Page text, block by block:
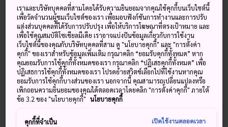
อาหาร และสถานบันเทิงนับไม่ถ้วน คุณสามารถหาซื้อของได้
ครบถ้วนที่ห้างเมืองนัมบะและห้างนัมบะพาร์ค รับประทาน
อาหารที่อุระนัมบะ และนั่งดื่มเพลินๆ ในบาร์เล็กๆ จำนวนมากที่
ตั้งอยู่ในอาคารมิโซโนะซึ่งเป็นตึกสไตล์โบราณ หรือตรงไปที่เดน
เดนทาวน์เพื่อชมการจัดวางของสะสมอนิเมะและสินค้า
อิเล็กทรอนิกส์จากพื้นจรดเพดาน
พลาดไม่ได้
เราและบริษัทบุคคลที่สามโดยได้รับความยินยอมจากคุณใช้คุกกี้บนเว็บไซต์นี้
เพื่อวัดจำนวนผู้ชมเว็บไซต์ของเรา เพื่อมอบฟังก์ชันการทำงานและการปรับ
แต่งส่วนบุคคลที่ได้รับการปรับปรุง เพื่อให้บริการโฆษณาที่ตรงเป้าหมาย และ
เพื่อใช้คุณสมบัติโซเชียลมีเดีย เราอาจแบ่งปันข้อมูลเกี่ยวกับการใช้งาน
เว็บไซต์นี้ของคุณกับบริษัทบุคคลที่สาม ดู "นโยบายคุกกี้" และ "การตั้งค่า
คุกกี้" ของเราสำหรับข้อมูลเพิ่มเติม กรุณาคลิก “ยอมรับคุกกี้ทั้งหมด” หาก
คุณยอมรับการใช้คุกกี้ทั้งหมดของเรา กรุณาคลิก “ปฏิเสธคุกกี้ทั้งหมด” เพื่อ
ปฏิเสธการใช้คุกกี้ทั้งหมดของเรา โปรดย้ายสวิตช์เลือกไปที่ใช้งานหากคุณ
ยอมรับการใช้คุกกี้บางส่วนของเรา นอกจากนี้ คุณสามารถเปลี่ยนแปลงหรือ
เพิกถอนความยินยอมของคุณได้ตลอดเวลาโดยคลิก "การตั้งค่าคุกกี้" ภายใต้
ข้อ 3.2 ของ "นโยบายคุกกี้" นโยบายคุกกี้
คุกกี้ที่จำเป็น เปิดใช้งานตลอดเวลา